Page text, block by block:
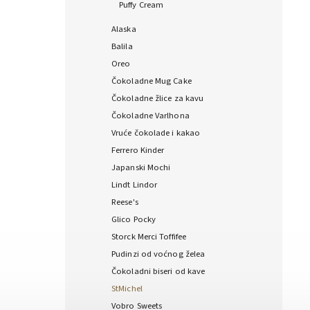
Puffy Cream
Alaska
Balila
Oreo
Čokoladne Mug Cake
Čokoladne žlice za kavu
Čokoladne Varlhona
Vruće čokolade i kakao
Ferrero Kinder
Japanski Mochi
Lindt Lindor
Reese's
Glico Pocky
Storck Merci Toffifee
Pudinzi od voćnog želea
Čokoladni biseri od kave
StMichel
Vobro Sweets